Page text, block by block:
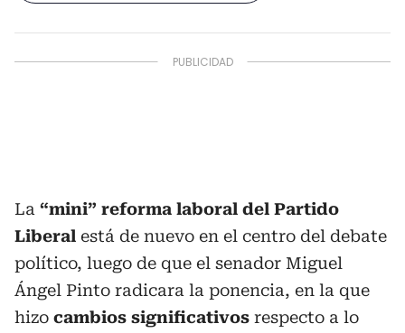
La “mini” reforma laboral del Partido
Liberal está de nuevo en el centro del debate
político, luego de que el senador Miguel
Ángel Pinto radicara la ponencia, en la que
hizo cambios significativos respecto a lo